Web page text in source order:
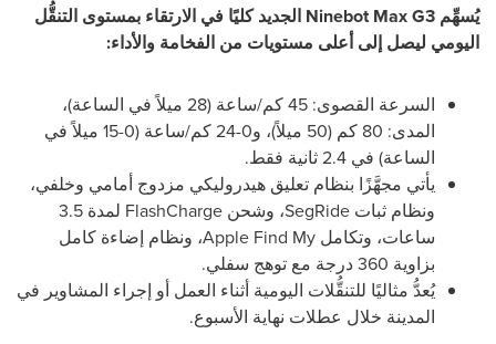
يُسهِّم Ninebot Max G3 الجديد كليًا في الارتقاء بمستوى التنقُّل
اليومي ليصل إلى أعلى مستويات من الفخامة والأداء:
السرعة القصوى: 45 كم/ساعة (28 ميلاً في الساعة)،
المدى: 80 كم (50 ميلاً)، و0-24 كم/ساعة (0-15 ميلاً في
الساعة) في 2.4 ثانية فقط.
يأتي مجهَّزًا بنظام تعليق هيدروليكي مزدوج أمامي وخلفي،
ونظام ثبات SegRide، وشحن FlashCharge لمدة 3.5
ساعات، وتكامل Apple Find My، ونظام إضاءة كامل
بزاوية 360 درجة مع توهج سفلي.
يُعدُّ مثاليًا للتنقُّلات اليومية أثناء العمل أو إجراء المشاوير في
المدينة خلال عطلات نهاية الأسبوع.